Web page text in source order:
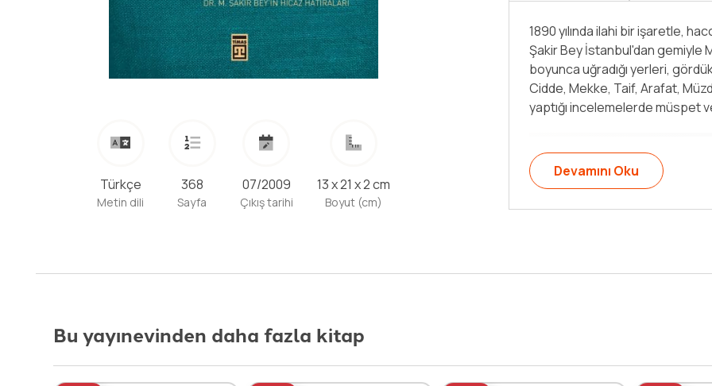
Türkçe
Metin dili
368
Sayfa
07/2009
Çıkış tarihi
13 x 21 x 2 cm
Boyut (cm)
Yayına Hazırlayan: Gülden
hacıların sayısının 300 binlere
Müslümanların Hicaz’da buluşup
özellikle Osmanlı birliğini
rahatsız etmektedir. Bu
Devamını Oku
Bu yayınevinden daha fazla kitap